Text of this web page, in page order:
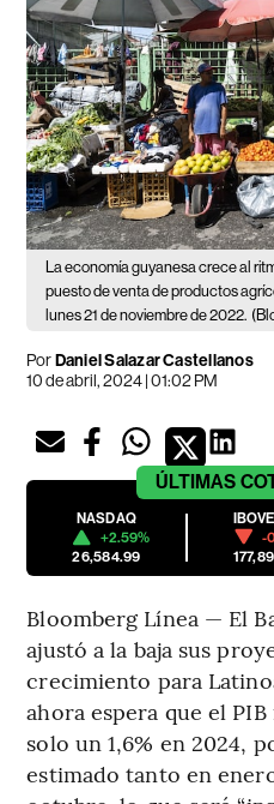
La economía guyanesa crece al
puesto de venta de productos
lunes 21 de noviembre de 2022.
PorDaniel Salazar Castellanos
10 de abril, 2024 | 01:02 PM
ÚLTIMAS
NASDAQ
+2.59%
26,584.99
-
Bloomberg Línea — El
ajustó a la baja sus
crecimiento para
ahora espera que el
solo un 1,6% en 2024,
estimado tanto en